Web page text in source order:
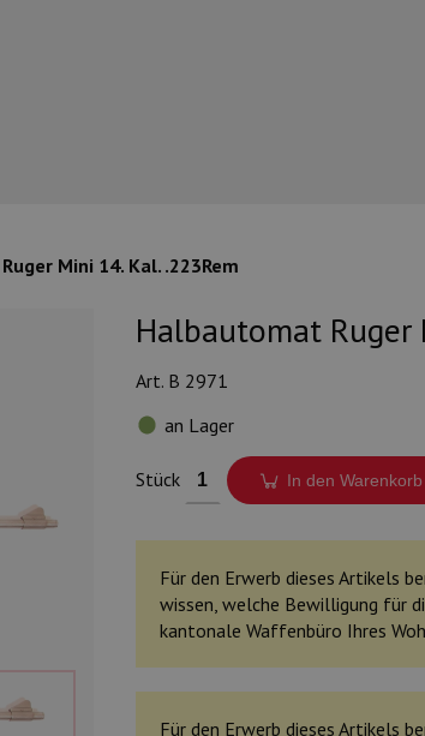
Mini 14. Kal. .223Rem
Halbautomat Ruger
Art. B 2971
an Lager
Stück In den Warenkorb
Für den Erwerb dieses Artikels
wissen, welche Bewilligung für
kantonale Waffenbüro Ihres
Für den Erwerb dieses Artikels